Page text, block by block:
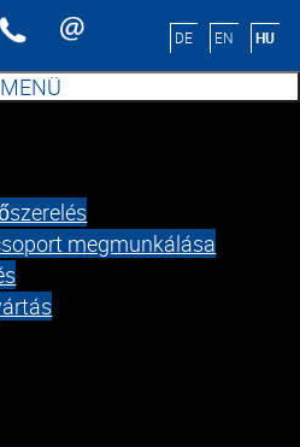
DE EN HU
MENÜ
megmunkálása